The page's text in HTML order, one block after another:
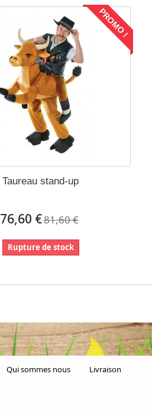
Qui sommes nous Livraison
PROMO !
Taureau stand-up
76,60 €81,60 €
Rupture de stock